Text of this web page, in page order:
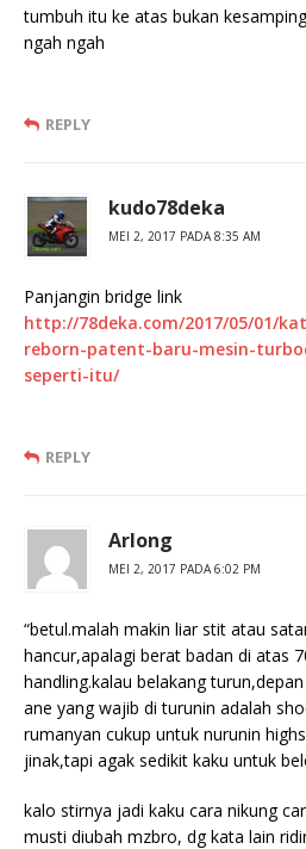
tumbuh itu ke atas bukan
ngah ngah
REPLY
kudo78deka
MEI 2, 2017 PADA 8:35 AM
Panjangin bridge link
http://78deka.com/2017/05/01/
reborn-patent-baru-mesin-
seperti-itu/
REPLY
Arlong
MEI 2, 2017 PADA 6:02 PM
“betul.malah makin liar stit atau
hancur,apalagi berat badan di atas
handling.kalau belakang
ane yang wajib di turunin adalah
rumanyan cukup untuk nurunin
jinak,tapi agak sedikit kaku untuk
kalo stirnya jadi kaku cara nikung
musti diubah mzbro, dg kata lain